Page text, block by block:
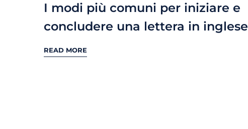
I modi più comuni per iniziare e
concludere una lettera in inglese
READ MORE